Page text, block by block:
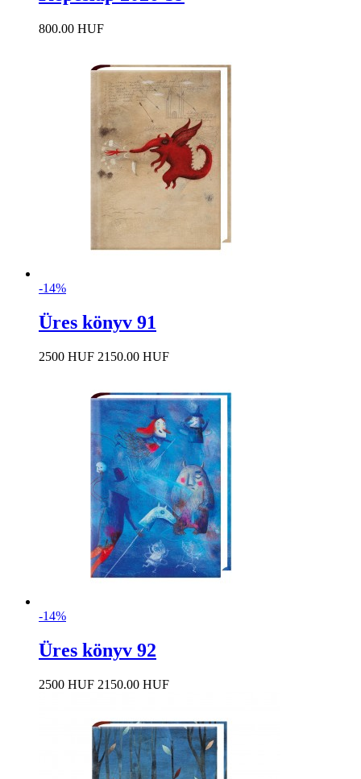
800.00 HUF
-14%
Üres könyv 91
2500 HUF 2150.00 HUF
-14%
Üres könyv 92
2500 HUF 2150.00 HUF